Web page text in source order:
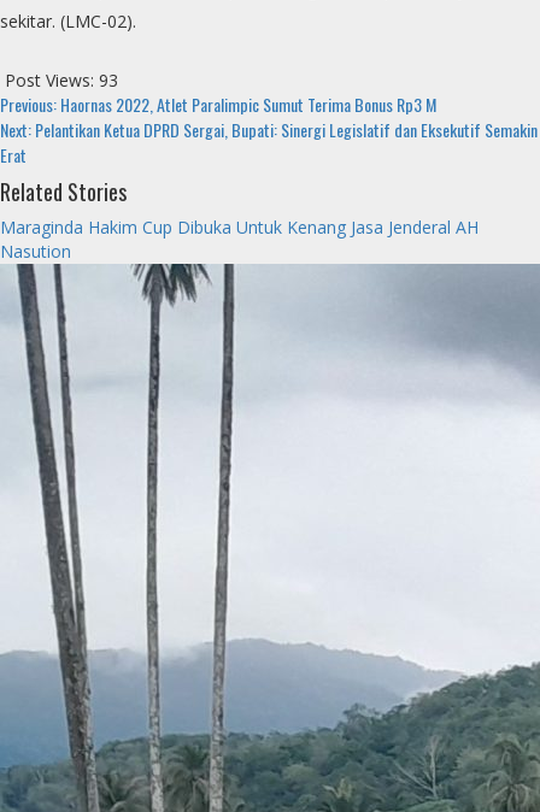
sekitar. (LMC-02).
Post Views: 93
Continue
Reading
Previous:Haornas 2022, Atlet Paralimpic Sumut Terima Bonus Rp3 M
Next:Pelantikan Ketua DPRD Sergai, Bupati: Sinergi Legislatif dan Eksekutif Semakin
Erat
Related Stories
Maraginda Hakim Cup Dibuka Untuk Kenang Jasa Jenderal AH
Nasution